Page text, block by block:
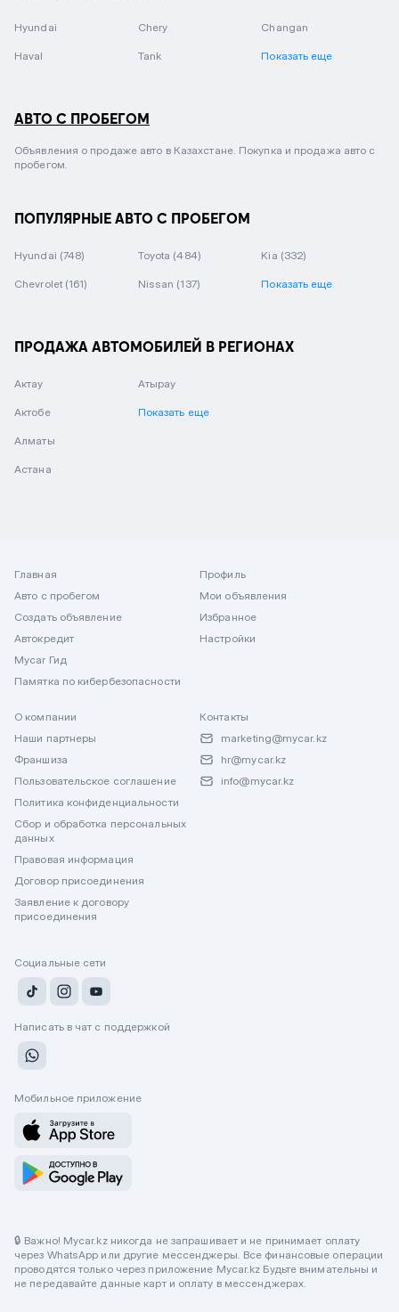
Hyundai Chery Changan
Haval Tank Показать еще
АВТО С ПРОБЕГОМ
Объявления о продаже авто в Казахстане. Покупка и продажа авто с
пробегом.
ПОПУЛЯРНЫЕ АВТО С ПРОБЕГОМ
Hyundai (748) Toyota (484) Kia (332)
Chevrolet (161) Nissan (137) Показать еще
ПРОДАЖА АВТОМОБИЛЕЙ В РЕГИОНАХ
Актау
Актобе
Алматы
Астана
Атырау
Показать еще
Главная
Авто с пробегом
Создать объявление
Автокредит
Mycar Гид
Памятка по кибербезопасности
Профиль
Мои объявления
Избранное
Настройки
О компании
Наши партнеры
Франшиза
Пользовательское соглашение
Политика конфиденциальности
Сбор и обработка персональных
данных
Правовая информация
Договор присоединения
Заявление к договору
присоединения
Контакты
marketing@mycar.kz
hr@mycar.kz
info@mycar.kz
Социальные сети
Написать в чат с поддержкой
Мобильное приложение
🔒 Важно! Mycar.kz никогда не запрашивает и не принимает оплату
через WhatsApp или другие мессенджеры. Все финансовые операции
проводятся только через приложение Mycar.kz Будьте внимательны и
не передавайте данные карт и оплату в мессенджерах.